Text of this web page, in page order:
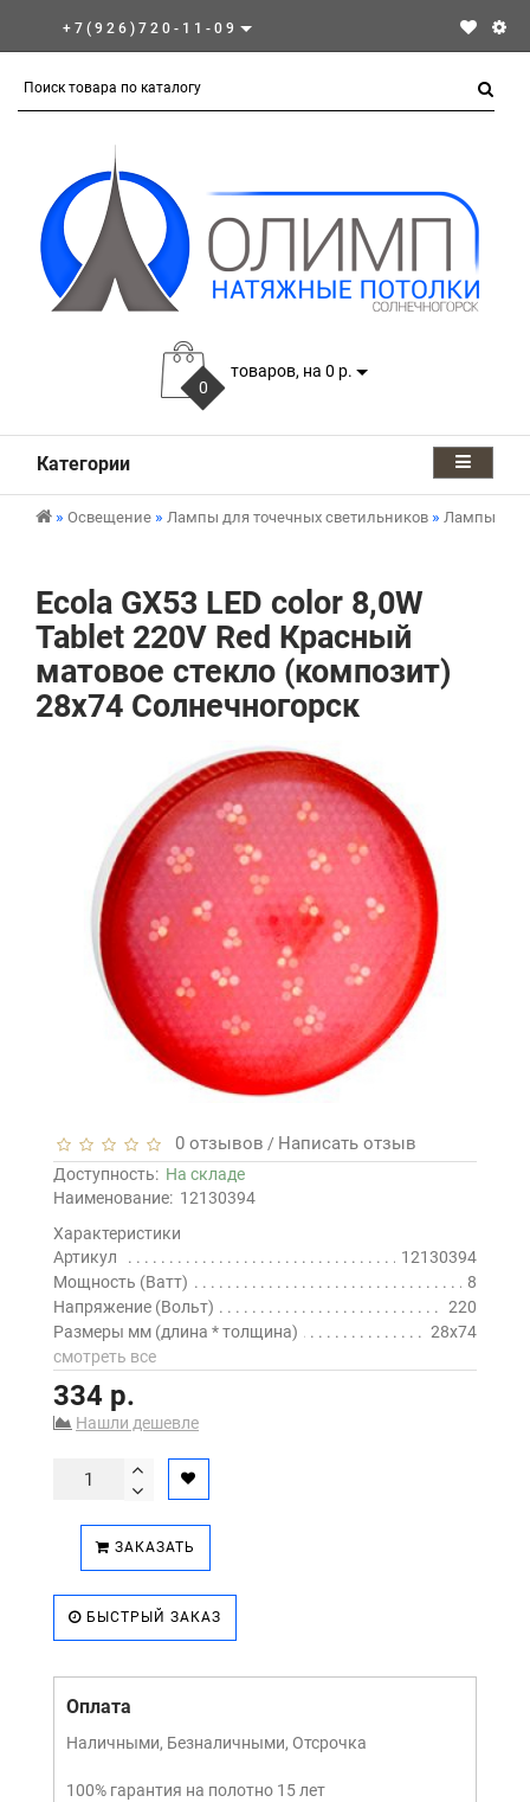
+7(926)720-11-09
0
товаров, на 0 р.
Категории
Освещение Лампы для точечных светильников Лампы
Ecola GX53 LED color 8,0W
Tablet 220V Red Красный
матовое стекло (композит)
28x74 Солнечногорск
0 отзывов / Написать отзыв
Доступность: На складе
Наименование: 12130394
Характеристики
Артикул
12130394
Мощность (Ватт)
8
Напряжение (Вольт)
220
Размеры мм (длина * толщина)
28x74
смотреть все
334 р.
Нашли дешевле
ЗАКАЗАТЬ
БЫСТРЫЙ ЗАКАЗ
Оплата
Наличными, Безналичными, Отсрочка
100% гарантия на полотно 15 лет